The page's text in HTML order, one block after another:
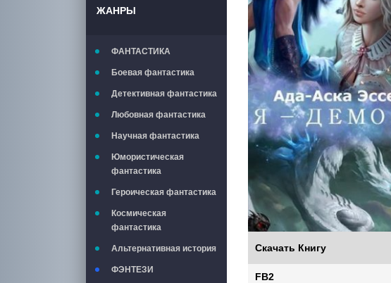
ЖАНРЫ
ФАНТАСТИКА
Боевая фантастика
Детективная фантастика
Любовная фантастика
Научная фантастика
Юмористическая
фантастика
Героическая фантастика
Космическая
фантастика
Альтернативная история
ФЭНТЕЗИ
Скачать Книгу
FB2